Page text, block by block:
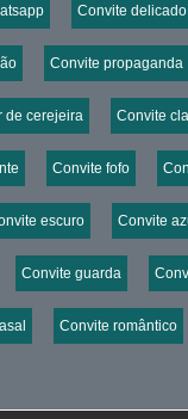
Convite delicado
Convite propaganda
de cerejeira Convite
Convite fofo
escuro Convite
Convite guarda
Convite romântico